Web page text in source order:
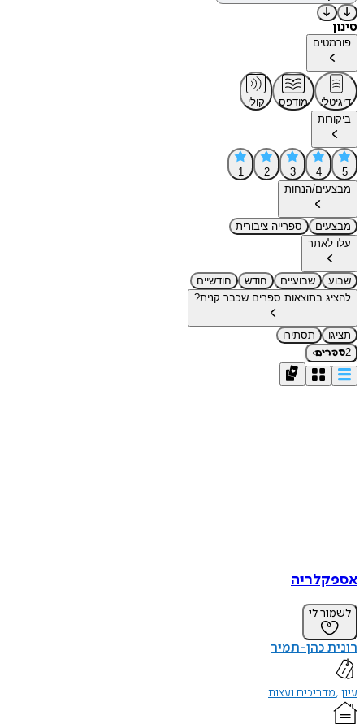
סינון
פורמטים
דיגיטלי מודפס
קולי
ביקורות
5
4
3
2
1
מבצעים/הנחות
מבצעים
ספרייה ציבורית
עלו לאתר
שבוע שבועיים חודש
חודשיים
להציג בתוצאות ספרים שכבר קנית?
תציגו
תסתירו
2ספרים›
אספקלריה
לשמור לי
רונית כהן-תמיר
עיון מדריכים ועצות